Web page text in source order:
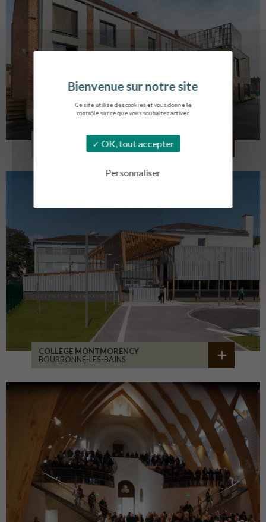
Ce site utilise des cookies et vous donne le
contrôle sur ce que vous souhaitez activer.
OK, tout accepter
Personnaliser
LOG. JEUNES TRAVAILLEURS
COLLÈGE MONTMORENCY
BOURBONNE-LES-BAINS